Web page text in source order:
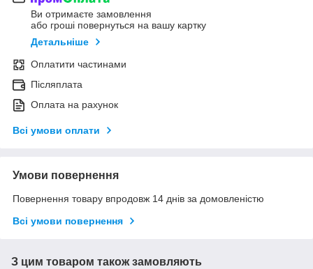
Ви отримаєте замовлення
або гроші повернуться на вашу картку
Детальніше
Оплатити частинами
Післяплата
Оплата на рахунок
Всі умови оплати
Умови повернення
Повернення товару впродовж 14 днів за домовленістю
Всі умови повернення
З цим товаром також замовляють